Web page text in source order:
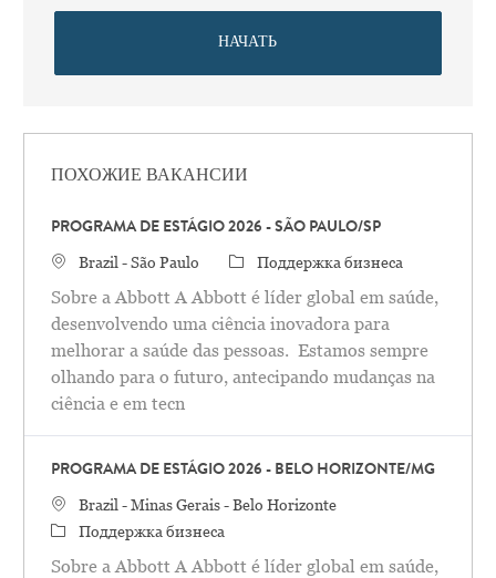
НАЧАТЬ
ПОХОЖИЕ ВАКАНСИИ
PROGRAMA DE ESTÁGIO 2026 - SÃO PAULO/SP
Местоположение
Brazil - São Paulo категория
Поддержка бизнеса
Sobre a Abbott A Abbott é líder global em saúde,
desenvolvendo uma ciência inovadora para
melhorar a saúde das pessoas. Estamos sempre
olhando para o futuro, antecipando mudanças na
ciência e em tecn
PROGRAMA DE ESTÁGIO 2026 - BELO HORIZONTE/MG
Местоположение
Brazil - Minas Gerais - Belo Horizonte
категория
Поддержка бизнеса
Sobre a Abbott A Abbott é líder global em saúde,